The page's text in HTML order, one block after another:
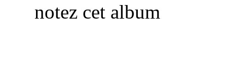
notez cet album